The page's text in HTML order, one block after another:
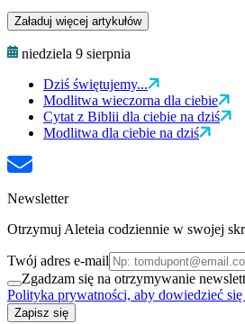
Załaduj więcej artykułów
niedziela 9 sierpnia
Dziś świętujemy...
Modlitwa wieczorna dla ciebie
Cytat z Biblii dla ciebie na dziś
Modlitwa dla ciebie na dziś
Newsletter
Otrzymuj Aleteia codziennie w swojej
Twój adres e-mail
Zgadzam się na otrzymywanie
Polityka prywatności, aby dowiedzieć
Zapisz się